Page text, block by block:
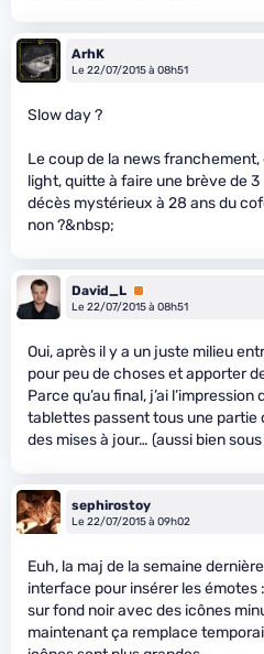
ArhK
Le 22/07/2015 à 08h51
Slow day ?
Le coup de la news
light, quitte à faire une brève de
décès mystérieux à 28 ans du
non ?&nbsp;
David_L Premium
Le 22/07/2015 à 08h51
Oui, après il y a un juste milieu
pour peu de choses et apporter
Parce qu’au final, j’ai
tablettes passent tous une partie
des mises à jour… (aussi bien sous
sephirostoy
Le 22/07/2015 à 09h02
Euh, la maj de la semaine
interface pour insérer les émotes
sur fond noir avec des icônes
maintenant ça remplace